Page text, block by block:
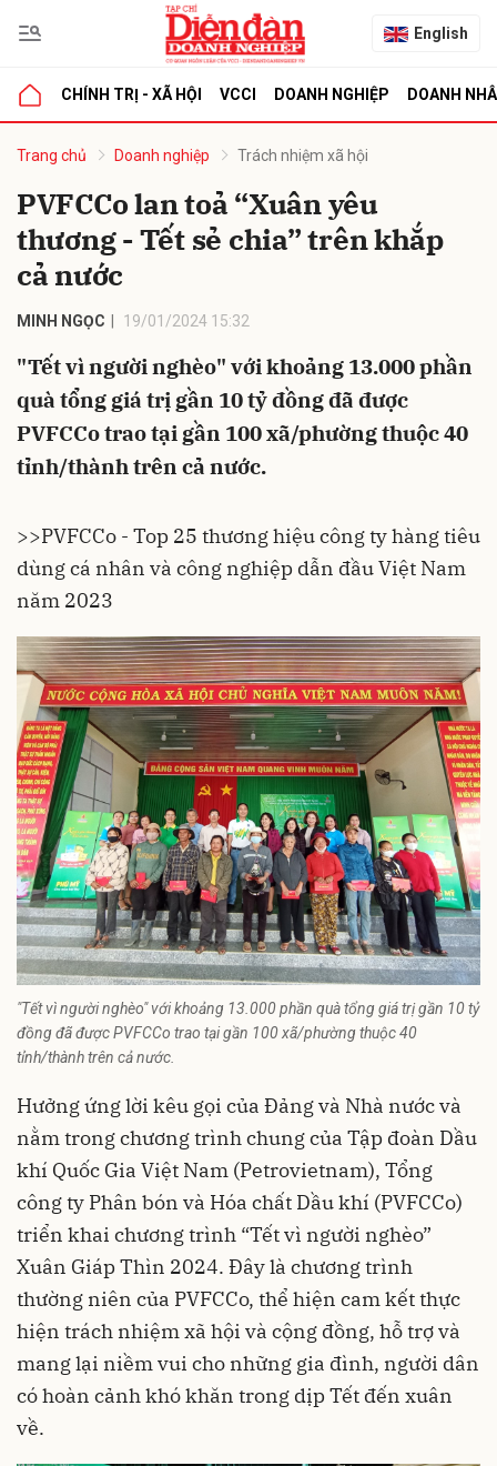
English
CHÍNH TRỊ - XÃ HỘI VCCI DOANH NGHIỆP DOANH
Trang chủ Doanh nghiệp Trách nhiệm xã hội
PVFCCo lan toả “Xuân yêu
thương - Tết sẻ chia” trên khắp
cả nước
MINH NGỌC 19/01/2024 15:32
"Tết vì người nghèo" với khoảng 13.000 phần
quà tổng giá trị gần 10 tỷ đồng đã được
PVFCCo trao tại gần 100 xã/phường thuộc 40
tỉnh/thành trên cả nước.
>>PVFCCo - Top 25 thương hiệu công ty hàng tiêu
dùng cá nhân và công nghiệp dẫn đầu Việt Nam
năm 2023
"Tết vì người nghèo" với khoảng 13.000 phần quà tổng giá trị gần 10 tỷ
đồng đã được PVFCCo trao tại gần 100 xã/phường thuộc 40
tỉnh/thành trên cả nước.
Hưởng ứng lời kêu gọi của Đảng và Nhà nước và
nằm trong chương trình chung của Tập đoàn Dầu
khí Quốc Gia Việt Nam (Petrovietnam), Tổng
công ty Phân bón và Hóa chất Dầu khí (PVFCCo)
triển khai chương trình “Tết vì người nghèo”
Xuân Giáp Thìn 2024. Đây là chương trình
thường niên của PVFCCo, thể hiện cam kết thực
hiện trách nhiệm xã hội và cộng đồng, hỗ trợ và
mang lại niềm vui cho những gia đình, người dân
có hoàn cảnh khó khăn trong dịp Tết đến xuân
về.
luận
Hủy